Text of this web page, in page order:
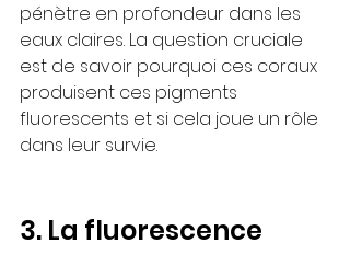
pénètre en profondeur dans les
eaux claires. La question cruciale
est de savoir pourquoi ces coraux
produisent ces pigments
fluorescents et si cela joue un rôle
dans leur survie.
3. La fluorescence